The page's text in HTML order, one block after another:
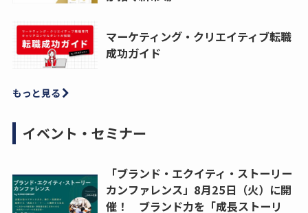
マーケティング・クリエイティブ転職
成功ガイド
もっと見る
イベント・セミナー
「ブランド・エクイティ・ストーリー
カンファレンス」8月25日（火）に開
催！ ブランド力を「成長ストーリ